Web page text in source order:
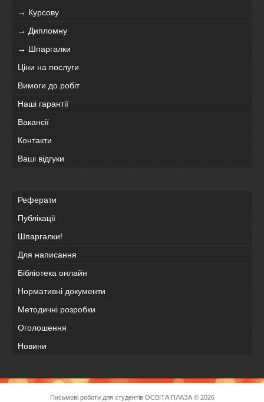
→ Курсову
→ Дипломну
→ Шпаргалки
Ціни на послуги
Вимоги до робіт
Наші гарантії
Вакансії
Контакти
Ваші відгуки
Реферати
Публікації
Шпаргалки!
Для написання
Бібліотека онлайн
Нормативні документи
Методичні розробки
Оголошення
Новини
Письмові роботи для студентів ОСВІТА ПЛАЗА© 2026